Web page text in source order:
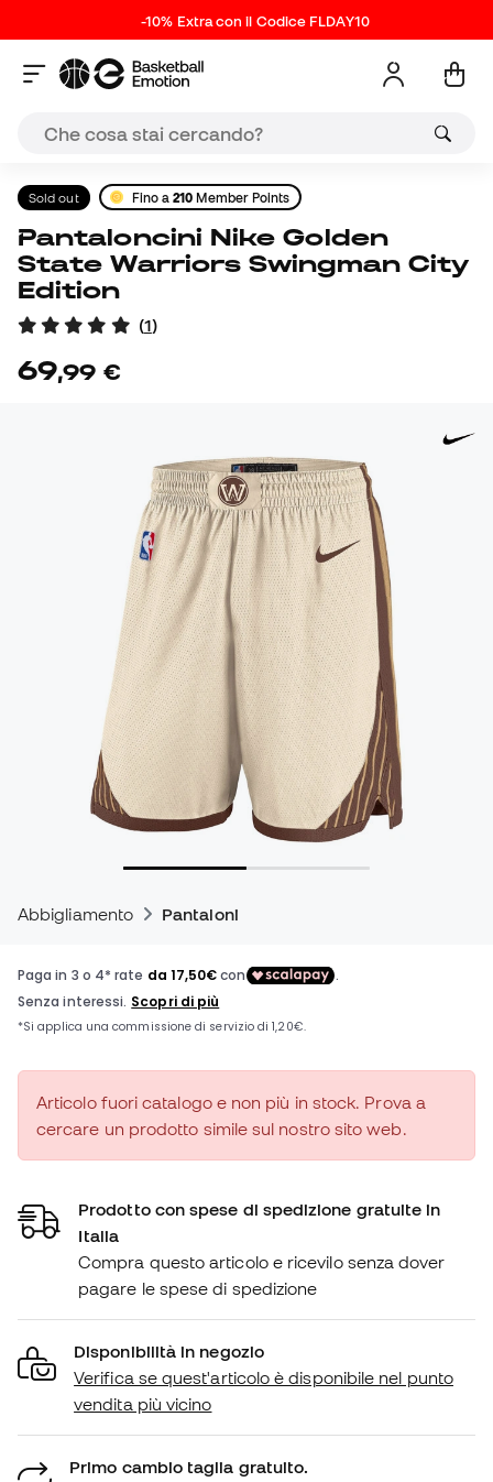
-10% Extra con il Codice FLDAY10
Sold out Fino a210 Member Points
Pantaloncini Nike Golden
State Warriors Swingman City
Edition
(1)
69,99 €
Abbigliamento Pantaloni
Articolo fuori catalogo e non più in stock. Prova a
cercare un prodotto simile sul nostro sito web.
Prodotto con spese di spedizione gratuite in
Italia
Compra questo articolo e ricevilo senza dover
pagare le spese di spedizione
Disponibilità in negozio
Verifica se quest'articolo è disponibile nel punto
vendita più vicino
Primo cambio taglia gratuito.